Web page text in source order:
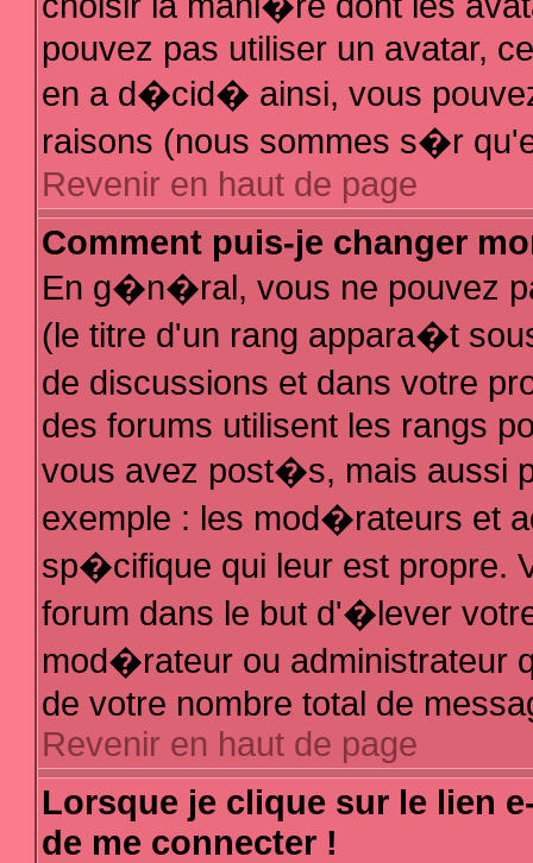
pouvez pas utiliser un avatar,
en a d�cid� ainsi, vous
raisons (nous sommes s�r
Revenir en haut de page
Comment puis-je changer
En g�n�ral, vous ne pouvez
(le titre d'un rang appara�t
de discussions et dans votre
des forums utilisent les rangs
vous avez post�s, mais aussi
exemple : les mod�rateurs et
sp�cifique qui leur est propre.
forum dans le but d'�lever
mod�rateur ou administrateur
de votre nombre total de
Revenir en haut de page
Lorsque je clique sur le lien
de me connecter !